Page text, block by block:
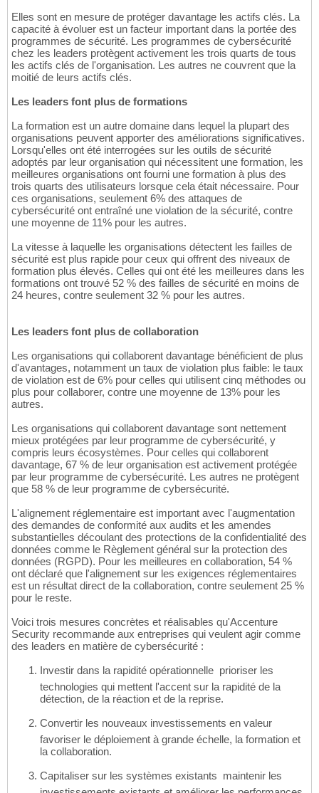
Elles sont en mesure de protéger davantage les actifs clés. La
capacité à évoluer est un facteur important dans la portée des
programmes de sécurité. Les programmes de cybersécurité
chez les leaders protègent activement les trois quarts de tous
les actifs clés de l'organisation. Les autres ne couvrent que la
moitié de leurs actifs clés.
Les leaders font plus de formations
La formation est un autre domaine dans lequel la plupart des
organisations peuvent apporter des améliorations significatives.
Lorsqu'elles ont été interrogées sur les outils de sécurité
adoptés par leur organisation qui nécessitent une formation, les
meilleures organisations ont fourni une formation à plus des
trois quarts des utilisateurs lorsque cela était nécessaire. Pour
ces organisations, seulement 6% des attaques de
cybersécurité ont entraîné une violation de la sécurité, contre
une moyenne de 11% pour les autres.
La vitesse à laquelle les organisations détectent les failles de
sécurité est plus rapide pour ceux qui offrent des niveaux de
formation plus élevés. Celles qui ont été les meilleures dans les
formations ont trouvé 52 % des failles de sécurité en moins de
24 heures, contre seulement 32 % pour les autres.
Les leaders font plus de collaboration
Les organisations qui collaborent davantage bénéficient de plus
d'avantages, notamment un taux de violation plus faible: le taux
de violation est de 6% pour celles qui utilisent cinq méthodes ou
plus pour collaborer, contre une moyenne de 13% pour les
autres.
Les organisations qui collaborent davantage sont nettement
mieux protégées par leur programme de cybersécurité, y
compris leurs écosystèmes. Pour celles qui collaborent
davantage, 67 % de leur organisation est activement protégée
par leur programme de cybersécurité. Les autres ne protègent
que 58 % de leur programme de cybersécurité.
L'alignement réglementaire est important avec l'augmentation
des demandes de conformité aux audits et les amendes
substantielles découlant des protections de la confidentialité des
données comme le Règlement général sur la protection des
données (RGPD). Pour les meilleures en collaboration, 54 %
ont déclaré que l'alignement sur les exigences réglementaires
est un résultat direct de la collaboration, contre seulement 25 %
pour le reste.
Voici trois mesures concrètes et réalisables qu'Accenture
Security recommande aux entreprises qui veulent agir comme
des leaders en matière de cybersécurité :
Investir dans la rapidité opérationnelle  prioriser les
technologies qui mettent l'accent sur la rapidité de la
détection, de la réaction et de la reprise.
Convertir les nouveaux investissements en valeur 
favoriser le déploiement à grande échelle, la formation et
la collaboration.
Capitaliser sur les systèmes existants  maintenir les